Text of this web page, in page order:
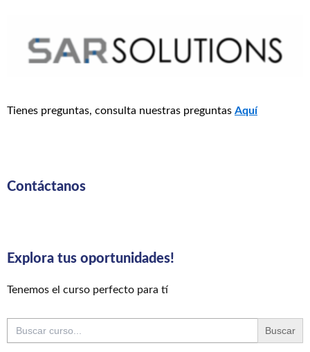
Tienes preguntas, consulta nuestras preguntas Aquí
Contáctanos
Explora tus oportunidades!
Tenemos el curso perfecto para tí
Buscar: